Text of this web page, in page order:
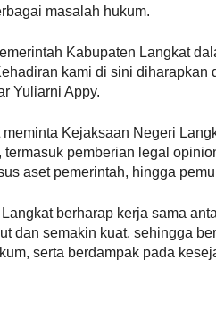
masalah hukum.
Kabupaten Langkat
kami di sini diharapkan
Yuliarni Appy.
Kejaksaan Negeri
pemberian legal
aset pemerintah, hingga
berharap kerja sama
dan semakin kuat, sehingga
serta berdampak pada